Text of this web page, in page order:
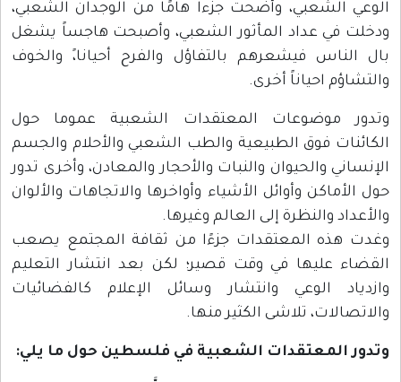
الوعي الشعبي، وأضحت جزءا هامًا من الوجدان الشعبي،
ودخلت في عداد المأثور الشعبي، وأصبحت هاجساً يشغل
بال الناس فيشعرهم بالتفاؤل والفرح أحيانا،ً والخوف
والتشاؤم احياناً أخرى.
وتدور موضوعات المعتقدات الشعبية عموما حول
الكائنات فوق الطبيعية والطب الشعبي والأحلام والجسم
الإنساني والحيوان والنبات والأحجار والمعادن، وأخرى تدور
حول الأماكن وأوائل الأشياء وأواخرها والاتجاهات والألوان
والأعداد والنظرة إلى العالم وغيرها.
وغدت هذه المعتقدات جزءًا من ثقافة المجتمع يصعب
القضاء عليها في وقت قصير؛ لكن بعد انتشار التعليم
وازدياد الوعي وانتشار وسائل الإعلام كالفضائيات
والاتصالات، تلاشى الكثير منها.
وتدور المعتقدات الشعبية في فلسطين حول ما يلي: